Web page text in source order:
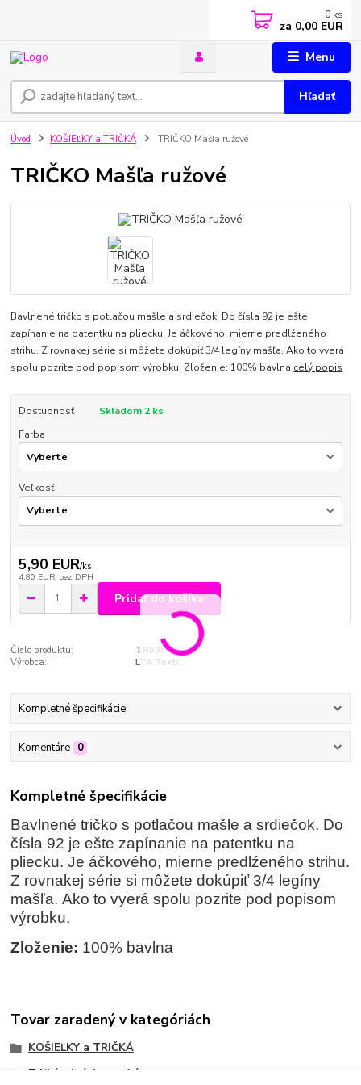
Menu
Hľadať
0 ks
za 0,00 EUR
Úvod KOŠIEĽKY a TRIČKÁ TRIČKO Mašľa ružové
TRIČKO Mašľa ružové
Bavlnené tričko s potlačou mašle a srdiečok. Do čísla 92 je ešte
zapínanie na patentku na pliecku. Je áčkového, mierne predlźeného
strihu. Z rovnakej série si môžete dokúpiť 3/4 legíny mašľa. Ako to vyerá
spolu pozrite pod popisom výrobku. Zloženie: 100% bavlna celý popis
Dostupnosť
Skladom 2 ks
Farba
Veľkosť
5,90 EUR/ks
4,80 EUR bez DPH
Pridať do košíka
Číslo produktu:
TR69r
Výrobca:
LTA Textil
Kompletné špecifikácie
Komentáre 0
Kompletné špecifikácie
Bavlnené tričko s potlačou mašle a srdiečok. Do
čísla 92 je ešte zapínanie na patentku na
pliecku. Je áčkového, mierne predlźeného strihu.
Z rovnakej série si môžete dokúpiť 3/4 legíny
mašľa. Ako to vyerá spolu pozrite pod popisom
výrobku.
Zloženie: 100% bavlna
Tovar zaradený v kategóriách
KOŠIEĽKY a TRIČKÁ
Tričká s krátkym rukávom